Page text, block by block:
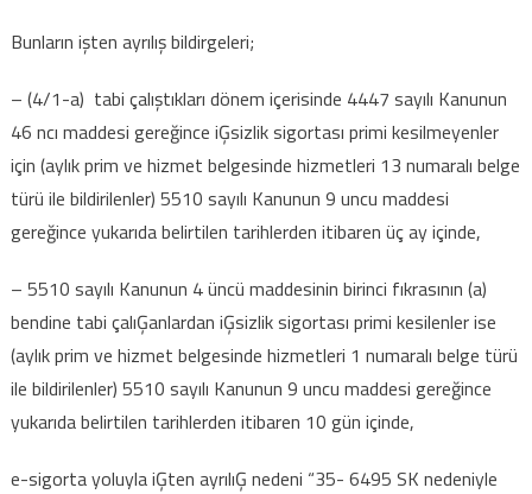
Bunların işten ayrılış bildirgeleri;
– (4/1-a) tabi çalıştıkları dönem içerisinde 4447 sayılı Kanunun
46 ncı maddesi gereğince iĢsizlik sigortası primi kesilmeyenler
için (aylık prim ve hizmet belgesinde hizmetleri 13 numaralı belge
türü ile bildirilenler) 5510 sayılı Kanunun 9 uncu maddesi
gereğince yukarıda belirtilen tarihlerden itibaren üç ay içinde,
– 5510 sayılı Kanunun 4 üncü maddesinin birinci fıkrasının (a)
bendine tabi çalıĢanlardan iĢsizlik sigortası primi kesilenler ise
(aylık prim ve hizmet belgesinde hizmetleri 1 numaralı belge türü
ile bildirilenler) 5510 sayılı Kanunun 9 uncu maddesi gereğince
yukarıda belirtilen tarihlerden itibaren 10 gün içinde,
e-sigorta yoluyla iĢten ayrılıĢ nedeni “35- 6495 SK nedeniyle